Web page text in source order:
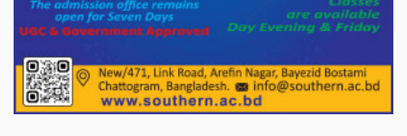
দেশের বাজারে ভরিতে ১০ হাজার টাকা সোনার
দাম বাড়ানোর ঘোষণা।
ভারপ্রাপ্ত রাষ্ট্রপতি হাফিজ উদ্দিন আহমদের
সাথে এইচটি বাংলা অনলাইন পোর্টাল ও আইপি